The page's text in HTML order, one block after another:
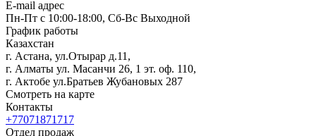
E-mail адрес
Пн-Пт с 10:00-18:00, Сб-Вс Выходной
График работы
Казахстан
г. Астана, ул.Отырар д.11,
г. Алматы ул. Масанчи 26, 1 эт. оф. 110,
г. Актобе ул.Братьев Жубановых 287
Смотреть на карте
Контакты
+77071871717
Отдел продаж